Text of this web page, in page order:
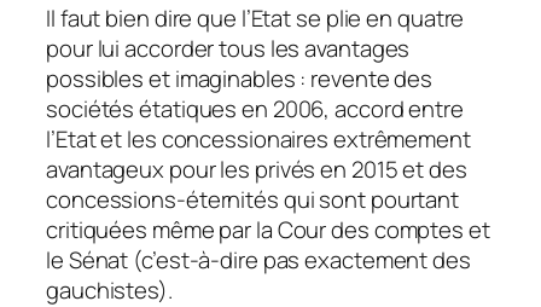
Il faut bien dire que l’Etat se plie en quatre
pour lui accorder tous les avantages
possibles et imaginables : revente des
sociétés étatiques en 2006, accord entre
l’Etat et les concessionaires extrêmement
avantageux pour les privés en 2015 et des
concessions-éternités qui sont pourtant
critiquées même par la Cour des comptes et
le Sénat (c’est-à-dire pas exactement des
gauchistes).